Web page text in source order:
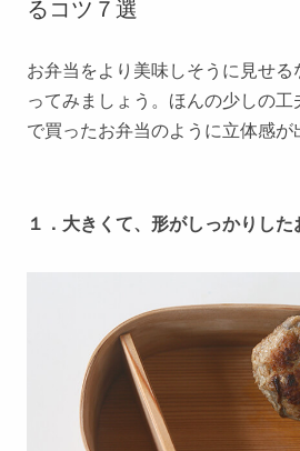
るコツ７選
お弁当をより美味しそうに見せ
ってみましょう。ほんの少しの
で買ったお弁当のように立体感が
１．大きくて、形がしっかりし